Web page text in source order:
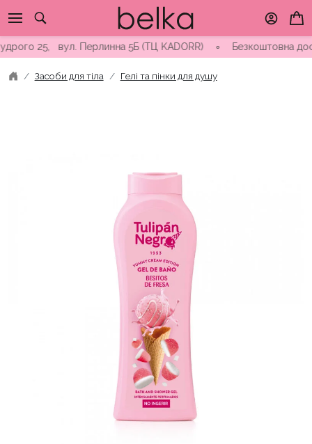
to
content
25, вул. Перлинна 5Б (ТЦ KADORR) ∘ Безкоштовна доставка
Засоби для тіла Гелі та пінки для душу